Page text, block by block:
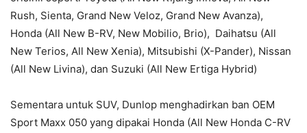
Rush, Sienta, Grand New Veloz, Grand New Avanza),
Honda (All New B-RV, New Mobilio, Brio), Daihatsu (All
New Terios, All New Xenia), Mitsubishi (X-Pander), Nissan
(All New Livina), dan Suzuki (All New Ertiga Hybrid)
Sementara untuk SUV, Dunlop menghadirkan ban OEM
Sport Maxx 050 yang dipakai Honda (All New Honda C-RV